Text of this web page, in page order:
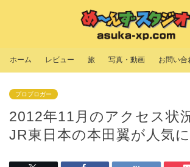
ホーム レビュー 旅 写真・動画 お問い合
プロブロガー
2012年11月のアクセス状
JR東日本の本田翼が人気に